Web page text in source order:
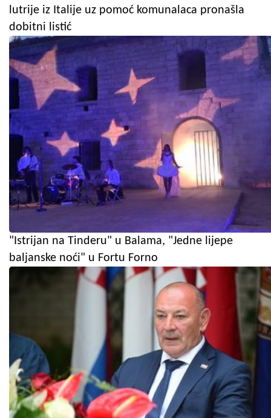
lutrije iz Italije uz pomoć komunalaca pronašla
dobitni listić
"Istrijan na Tinderu" u Balama, "Jedne lijepe
baljanske noći" u Fortu Forno